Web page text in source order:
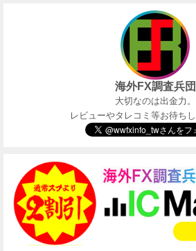
海外FX調査兵団
大切なのは出金力。
レビューやタレコミ等お待ちし